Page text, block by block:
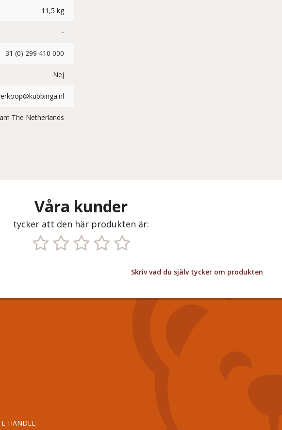
11,5 kg
-
31 (0) 299 410 000
Nej
The Netherlands
Våra kunder
tycker att den här produkten är:
Skriv vad du själv tycker om produkten
E-HANDEL